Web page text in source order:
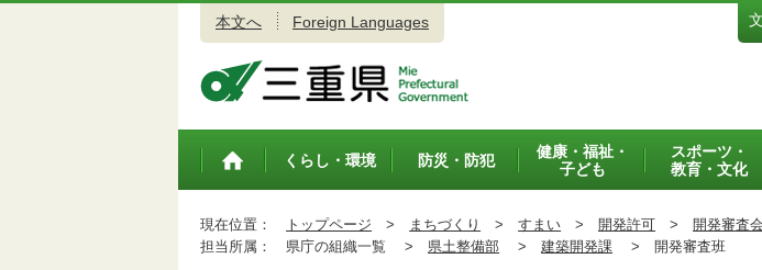
本文へ Foreign Languages
トップペ
くらし・環境 防災・防犯
健康・福祉・
子ども
スポーツ・
教育・文化
現在位置： トップページ > まちづくり > すまい > 開発許可 > 開発審査
担当所属：
県庁の組織一覧 > 県土整備部 > 建築開発課 > 開発審査班